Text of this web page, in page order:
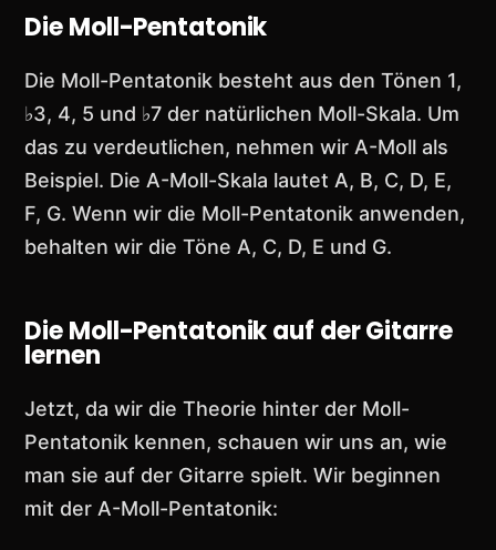
Die Moll-Pentatonik
Die Moll-Pentatonik besteht aus den Tönen 1,
♭3, 4, 5 und ♭7 der natürlichen Moll-Skala. Um
das zu verdeutlichen, nehmen wir A-Moll als
Beispiel. Die A-Moll-Skala lautet A, B, C, D, E,
F, G. Wenn wir die Moll-Pentatonik anwenden,
behalten wir die Töne A, C, D, E und G.
Die Moll-Pentatonik auf der Gitarre
lernen
Jetzt, da wir die Theorie hinter der Moll-
Pentatonik kennen, schauen wir uns an, wie
man sie auf der Gitarre spielt. Wir beginnen
mit der A-Moll-Pentatonik: